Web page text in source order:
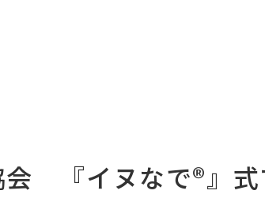
会 『イヌなで®』